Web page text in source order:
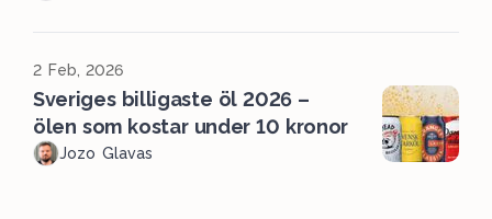
2 Feb, 2026
Sveriges billigaste öl 2026 –
ölen som kostar under 10 kronor
Jozo Glavas